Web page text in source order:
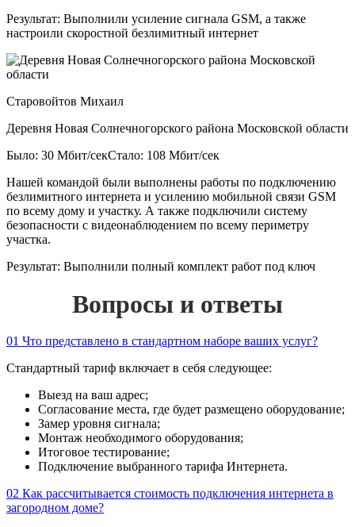
Результат: Выполнили усиление сигнала GSM, а также
настроили скоростной безлимитный интернет
Старовойтов Михаил
Деревня Новая Солнечногорского района Московской области
Было: 30 Мбит/секСтало: 108 Мбит/сек
Нашей командой были выполнены работы по подключению
безлимитного интернета и усилению мобильной связи GSM
по всему дому и участку. А также подключили систему
безопасности с видеонаблюдением по всему периметру
участка.
Результат: Выполнили полный комплект работ под ключ
Вопросы и ответы
01 Что представлено в стандартном наборе ваших услуг?
Стандартный тариф включает в себя следующее:
Выезд на ваш адрес;
Согласование места, где будет размещено оборудование;
Замер уровня сигнала;
Монтаж необходимого оборудования;
Итоговое тестирование;
Подключение выбранного тарифа Интернета.
02 Как рассчитывается стоимость подключения интернета в
загородном доме?